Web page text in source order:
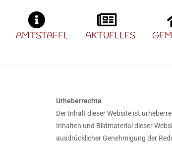
AMTSTAFEL AKTUELLES
Urheberrechte
Der Inhalt dieser Website ist
Inhalten und Bildmaterial dieser
ausdrücklicher Genehmigung der